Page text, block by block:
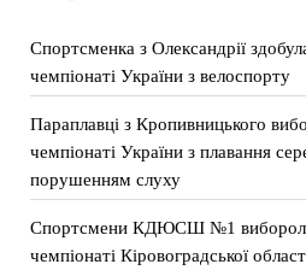
Спортсменка з Олександрії
чемпіонаті України з велоспорту
Параплавці з Кропивницького
чемпіонаті України з плавання
порушенням слуху
Спортсмени КДЮСШ №1 вибороли
чемпіонаті Кіровоградської